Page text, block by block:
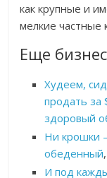
как крупные и
мелкие частные
Еще
Худеем,
продать за
здоровый
Ни крошки
обеденный,
И под